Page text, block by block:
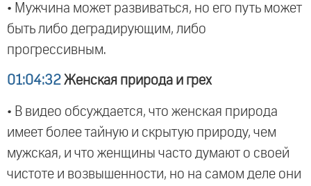
• Мужчина может развиваться, но его путь может
быть либо деградирующим, либо
прогрессивным.
01:04:32 Женская природа и грех
• В видео обсуждается, что женская природа
имеет более тайную и скрытую природу, чем
мужская, и что женщины часто думают о своей
чистоте и возвышенности, но на самом деле они